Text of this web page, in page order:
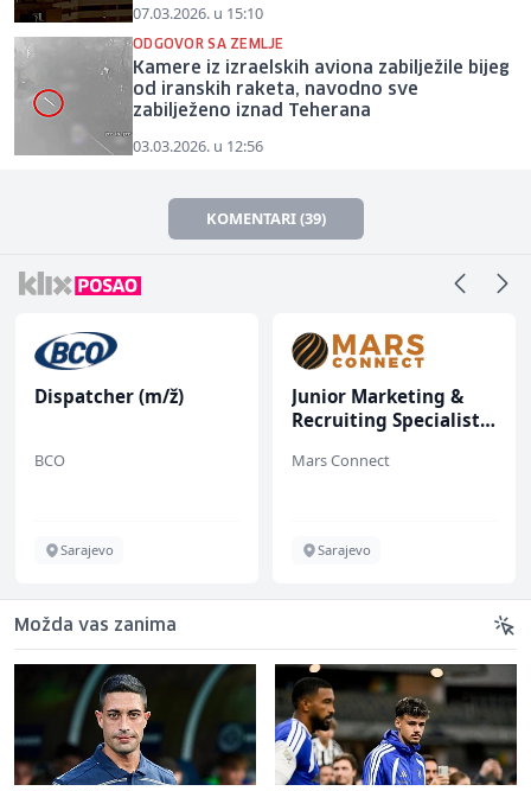
07.03.2026. u 15:10
ODGOVOR SA ZEMLJE
Kamere iz izraelskih aviona zabilježile bijeg
od iranskih raketa, navodno sve
zabilježeno iznad Teherana
03.03.2026. u 12:56
KOMENTARI (39)
Dispatcher (m/ž)
BCO
Sarajevo
Junior Marketing &
Recruiting Specialist
Mars Connect
Sarajevo
Možda vas zanima